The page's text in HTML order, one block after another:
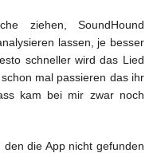
ziehen, SoundHound
lassen, je besser
schneller wird das Lied
mal passieren das ihr
kam bei mir zwar noch
die App nicht gefunden